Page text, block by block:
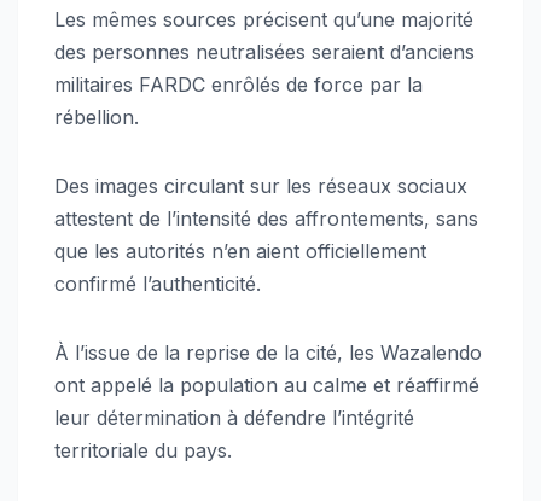
Les mêmes sources précisent qu’une majorité
des personnes neutralisées seraient d’anciens
militaires FARDC enrôlés de force par la
rébellion.
Des images circulant sur les réseaux sociaux
attestent de l’intensité des affrontements, sans
que les autorités n’en aient officiellement
confirmé l’authenticité.
À l’issue de la reprise de la cité, les Wazalendo
ont appelé la population au calme et réaffirmé
leur détermination à défendre l’intégrité
territoriale du pays.